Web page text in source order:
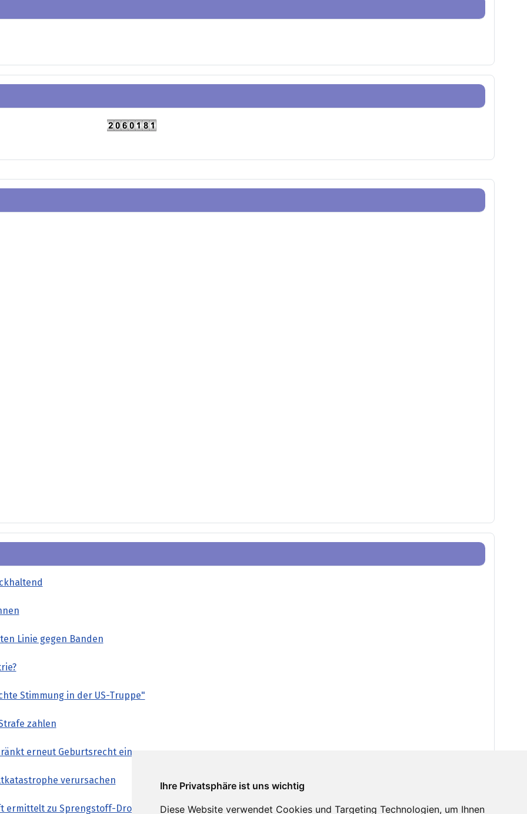
Ihre Privatsphäre ist uns wichtig
Diese Website verwendet Cookies und Targeting Technologien, um Ihnen
Linie gegen Banden
Stimmung in der US-Truppe"
zahlen
erneut Geburtsrecht ein
verursachen
ermittelt zu Sprengstoff-Drohne